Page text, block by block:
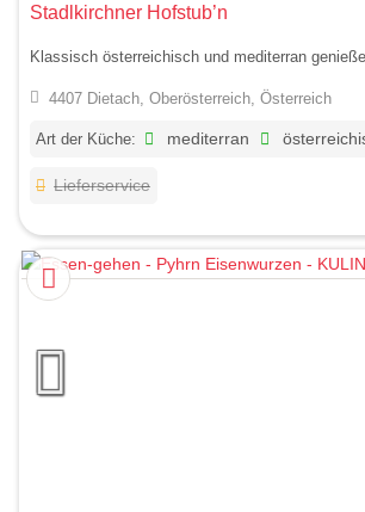
Stadlkirchner Hofstub’n
Klassisch österreichisch und mediterran
4407 Dietach, Oberösterreich, Österreich
Art der Küche: mediterran
Lieferservice